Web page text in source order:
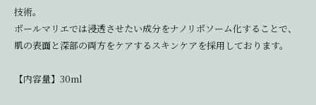
技術。
ポールマリエでは浸透させたい成分をナノリポソーム化することで、
肌の表面と深部の両方をケアするスキンケアを採用しております。
【内容量】30ml